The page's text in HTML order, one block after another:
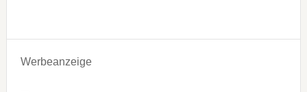
Werbeanzeige